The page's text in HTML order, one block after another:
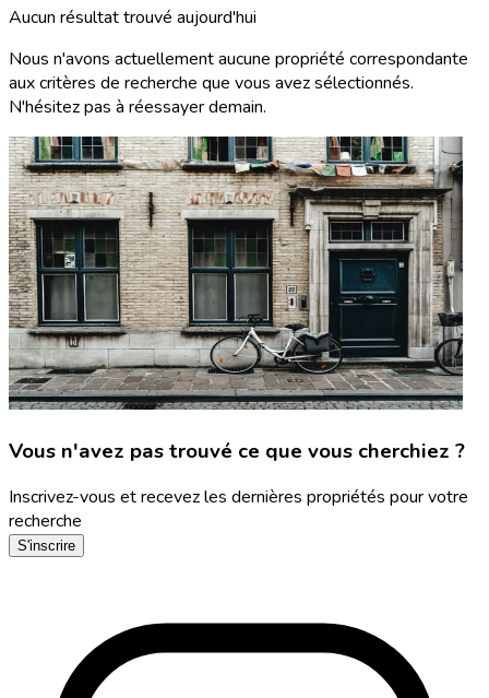
Aucun résultat trouvé aujourd'hui
Nous n'avons actuellement aucune propriété correspondante
aux critères de recherche que vous avez sélectionnés.
N'hésitez pas à réessayer demain.
Vous n'avez pas trouvé ce que vous cherchiez ?
Inscrivez-vous et recevez les dernières propriétés pour votre
recherche
S'inscrire